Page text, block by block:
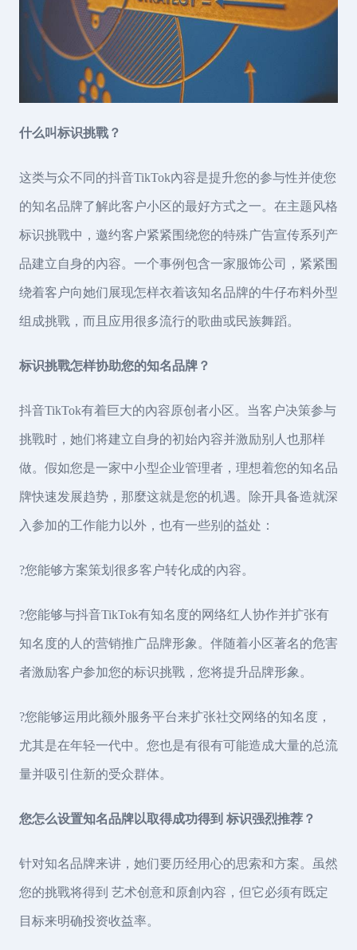
什么叫标识挑戰？
这类与众不同的抖音TikTok內容是提升您的参与性并使您
的知名品牌了解此客户小区的最好方式之一。在主题风格
标识挑戰中，邀约客户紧紧围绕您的特殊广告宣传系列产
品建立自身的內容。一个事例包含一家服饰公司，紧紧围
绕着客户向她们展现怎样衣着该知名品牌的牛仔布料外型
组成挑戰，而且应用很多流行的歌曲或民族舞蹈。
标识挑戰怎样协助您的知名品牌？
抖音TikTok有着巨大的內容原创者小区。当客户决策参与
挑戰时，她们将建立自身的初始內容并激励别人也那样
做。假如您是一家中小型企业管理者，理想着您的知名品
牌快速发展趋势，那麼这就是您的机遇。除开具备造就深
入参加的工作能力以外，也有一些别的益处：
?您能够方案策划很多客户转化成的內容。
?您能够与抖音TikTok有知名度的网络红人协作并扩张有
知名度的人的营销推广品牌形象。伴随着小区著名的危害
者激励客户参加您的标识挑戰，您将提升品牌形象。
?您能够运用此额外服务平台来扩张社交网络的知名度，
尤其是在年轻一代中。您也是有很有可能造成大量的总流
量并吸引住新的受众群体。
您怎么设置知名品牌以取得成功得到 标识强烈推荐？
针对知名品牌来讲，她们要历经用心的思索和方案。虽然
您的挑戰将得到 艺术创意和原創內容，但它必须有既定
目标来明确投资收益率。